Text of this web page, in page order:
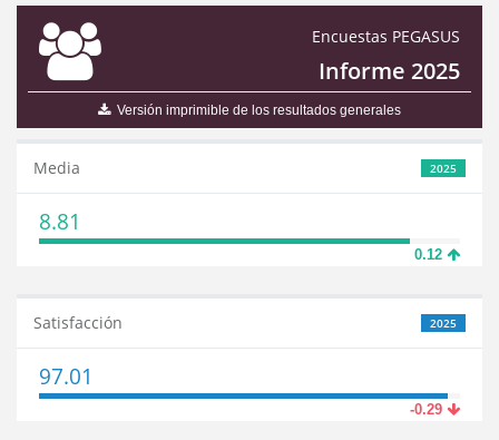
Encuestas PEGASUS
Informe 2025
Versión imprimible de los resultados generales
2025
Media
8.81
0.12
2025
Satisfacción
97.01
-0.29